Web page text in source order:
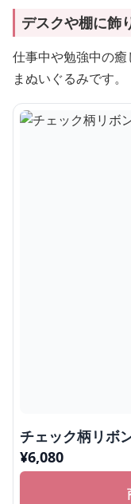
デスクや棚に飾
仕事中や勉強中の癒
まぬいぐるみです。
チェック柄リボ
¥6,080